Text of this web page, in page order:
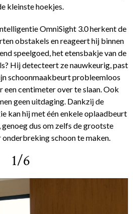
kleinste hoekjes.
OmniSight 3.0 herkent de
obstakels en reageert hij binnen
speelgoed, het etensbakje van de
Hij detecteert ze nauwkeurig, past
schoonmaakbeurt probleemloos
een centimeter over te slaan. Ook
geen uitdaging. Dankzij de
kan hij met één enkele oplaadbeurt
dus om zelfs de grootste
schoon te maken.
1/6